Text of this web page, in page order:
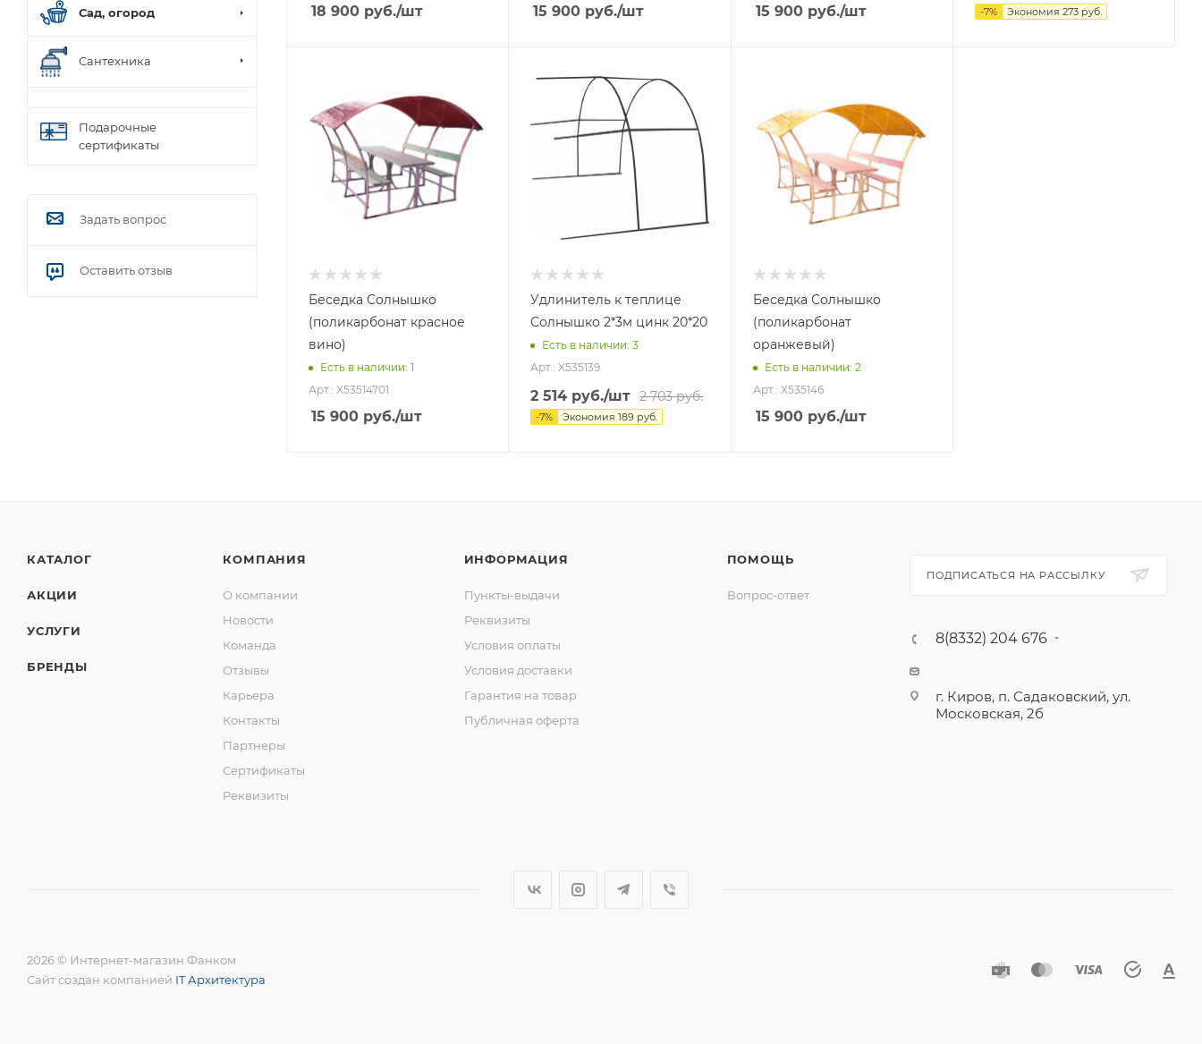
18 900 руб./шт 15 900 руб./шт 15 900руб./шт -7% Экономия 273руб.
Беседка Солнышко
(поликарбонат красное
вино)
Есть в наличии: 1
Арт.: X53514701
15 900 руб./шт
Удлинитель к теплице
Солнышко 2*3м цинк 20*20
Есть в наличии: 3
Арт.: X535139
2 514 руб./шт 2 703руб.
-7% Экономия189 руб.
Беседка Солнышко
(поликарбонат
оранжевый)
Есть в наличии: 2
Арт.: X535146
15 900руб./шт
Сад, огород
Сантехника
Подарочные
сертификаты
Задать вопрос
Оставить отзыв
КАТАЛОГ
АКЦИИ
УСЛУГИ
БРЕНДЫ
КОМПАНИЯ
О компании
Новости
Команда
Отзывы
Карьера
Контакты
Партнеры
Сертификаты
Реквизиты
ИНФОРМАЦИЯ
Пункты-выдачи
Реквизиты
Условия оплаты
Условия доставки
Гарантия на товар
Публичная оферта
ПОМОЩЬ
Вопрос-ответ
ПОДПИСАТЬСЯ НА РАССЫЛКУ
8(8332) 204 676
г. Киров, п. Садаковский, ул.
Московская, 2б
2026 © Интернет-магазин Фанком
Сайт создан компанией IT Архитектура